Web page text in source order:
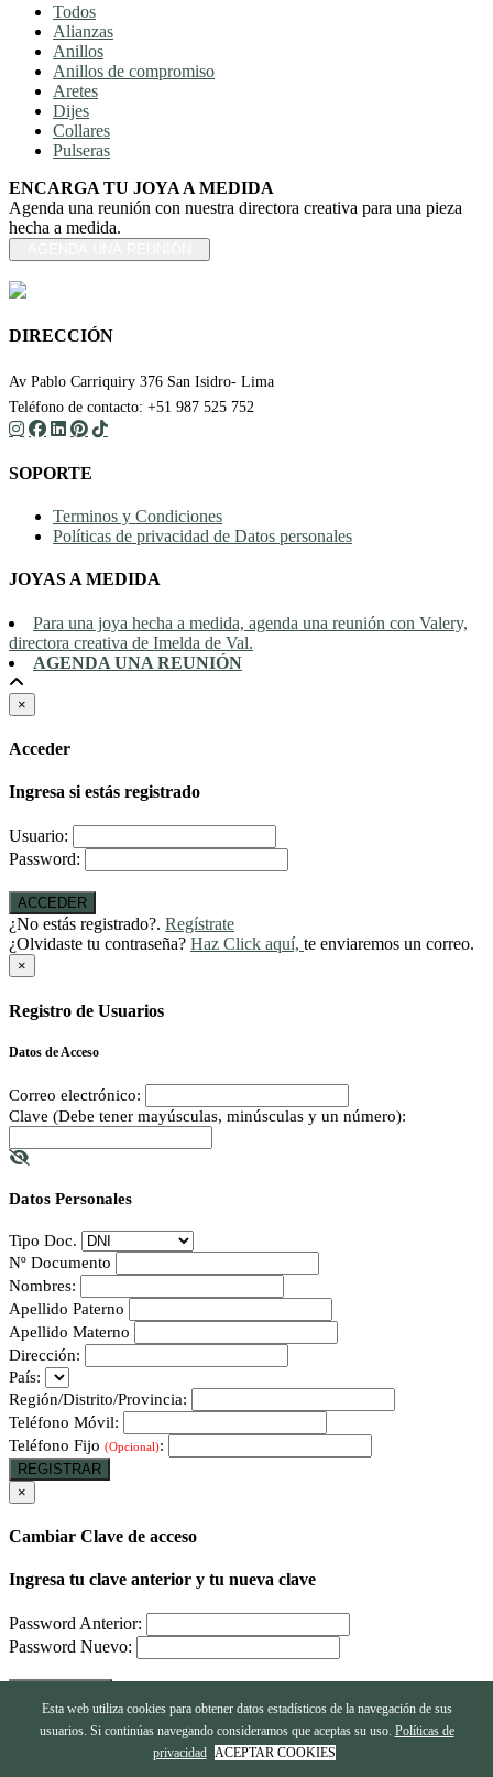
Todos
Alianzas
Anillos
Anillos de compromiso
Aretes
Dijes
Collares
Pulseras
ENCARGA TU JOYA A MEDIDA
Agenda una reunión con nuestra directora creativa para una pieza
hecha a medida.
DIRECCIÓN
Av Pablo Carriquiry 376 San Isidro- Lima
Teléfono de contacto: +51 987 525 752
SOPORTE
Terminos y Condiciones
Políticas de privacidad de Datos personales
JOYAS A MEDIDA
Para una joya hecha a medida, agenda una reunión con Valery,
directora creativa de Imelda de Val.
AGENDA UNA REUNIÓN
×
Acceder
Ingresa si estás registrado
Usuario:
Password:
ACCEDER
¿No estás registrado?. Regístrate
¿Olvidaste tu contraseña? Haz Click aquí, te enviaremos un correo.
×
Registro de Usuarios
Datos de Acceso
Correo electrónico:
Clave (Debe tener mayúsculas, minúsculas y un número):
Datos Personales
Tipo Doc.
Nº Documento
Nombres:
Apellido Paterno
Apellido Materno
Dirección:
País:
Región/Distrito/Provincia:
Teléfono Móvil:
Teléfono Fijo (Opcional):
REGISTRAR
×
Cambiar Clave de acceso
Ingresa tu clave anterior y tu nueva clave
Password Anterior:
Password Nuevo:
Esta web utiliza cookies para obtener datos estadísticos de la navegación de sus
usuarios. Si continúas navegando consideramos que aceptas su uso. Políticas de
privacidad ACEPTAR COOKIES